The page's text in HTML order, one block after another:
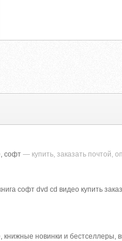
софт— купить, заказать почтой,
софт dvd cd видео купить
новинки и бестселлеры,